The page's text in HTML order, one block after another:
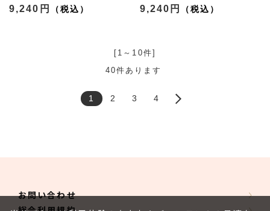
9,240円 9,240円
[1～10件]
40件あります
1 2 3 4
お問い合わせ